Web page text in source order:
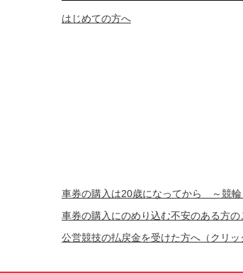
はじめての方へ
車券の購入は20歳になってから ～競
車券の購入にのめり込む不安のある方の
公営競技の払戻金を受けた方へ（クリ